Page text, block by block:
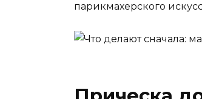
парикмахерского